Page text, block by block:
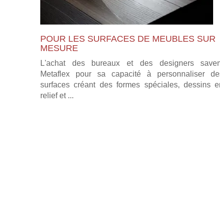
POUR LES SURFACES DE MEUBLES SUR
MESURE
L'achat des bureaux et des designers
Metaflex pour sa capacité à personnaliser
surfaces créant des formes spéciales, dessins
relief et ...